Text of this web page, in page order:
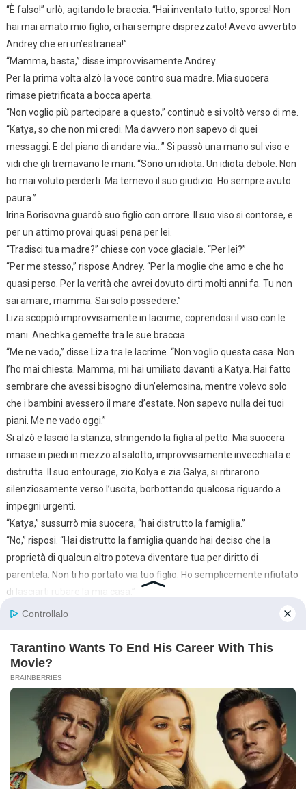
“È falso!” urlò, agitando le braccia. “Hai inventato tutto, sporca! Non
hai mai amato mio figlio, ci hai sempre disprezzato! Avevo avvertito
Andrey che eri un’estranea!”
“Mamma, basta,” disse improvvisamente Andrey.
Per la prima volta alzò la voce contro sua madre. Mia suocera
rimase pietrificata a bocca aperta.
“Non voglio più partecipare a questo,” continuò e si voltò verso di me.
“Katya, so che non mi credi. Ma davvero non sapevo di quei
messaggi. E del piano di andare via…” Si passò una mano sul viso e
vidi che gli tremavano le mani. “Sono un idiota. Un idiota debole. Non
ho mai voluto perderti. Ma temevo il suo giudizio. Ho sempre avuto
paura.”
Irina Borisovna guardò suo figlio con orrore. Il suo viso si contorse, e
per un attimo provai quasi pena per lei.
“Tradisci tua madre?” chiese con voce glaciale. “Per lei?”
“Per me stesso,” rispose Andrey. “Per la moglie che amo e che ho
quasi perso. Per la verità che avrei dovuto dirti molti anni fa. Tu non
sai amare, mamma. Sai solo possedere.”
Liza scoppiò improvvisamente in lacrime, coprendosi il viso con le
mani. Anechka gemette tra le sue braccia.
“Me ne vado,” disse Liza tra le lacrime. “Non voglio questa casa. Non
l’ho mai chiesta. Mamma, mi hai umiliato davanti a Katya. Hai fatto
sembrare che avessi bisogno di un’elemosina, mentre volevo solo
che i bambini avessero il mare d’estate. Non sapevo nulla dei tuoi
piani. Me ne vado oggi.”
Si alzò e lasciò la stanza, stringendo la figlia al petto. Mia suocera
rimase in piedi in mezzo al salotto, improvvisamente invecchiata e
distrutta. Il suo entourage, zio Kolya e zia Galya, si ritirarono
silenziosamente verso l’uscita, borbottando qualcosa riguardo a
impegni urgenti.
“Katya,” sussurrò mia suocera, “hai distrutto la famiglia.”
“No,” risposi. “Hai distrutto la famiglia quando hai deciso che la
proprietà di qualcun altro poteva diventare tua per diritto di
parentela. Non ti ho portato via tuo figlio. Ho semplicemente rifiutato
di lasciarti rubare la mia casa.”
Se ne andò un’ora dopo. Chiamò un taxi e partì senza salutare. Liza
sempre potuto venire a trovarci, semplicemente come sorella di
Andrey, senza pretese né piani. Mi abbracciò per salutarmi e
sussurrò: “Perdonami.” Annuii.
Rimasi sola con Andrey. Era fermo sulla soglia del salotto, le spalle
abbassate, e per la prima volta dopo tanto tempo non sembrava un
uomo sicuro di sé, ma un ragazzo smarrito.
“Non so cosa fare,” disse. “Ho rovinato tutto.”
“Avevi paura,” risposi. “Avevi paura di tua madre. E le hai permesso di
quasi distruggere il nostro matrimonio. Questo non si risolve con una